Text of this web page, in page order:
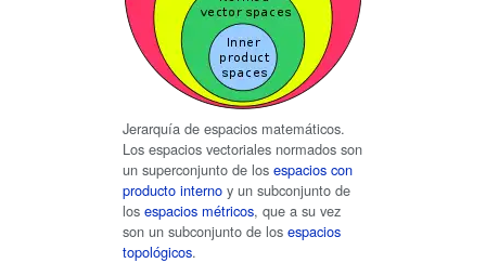
Jerarquía de espacios matemáticos.
Los espacios vectoriales normados son
un superconjunto de los espacios con
producto interno y un subconjunto de
los espacios métricos, que a su vez
son un subconjunto de los espacios
topológicos.